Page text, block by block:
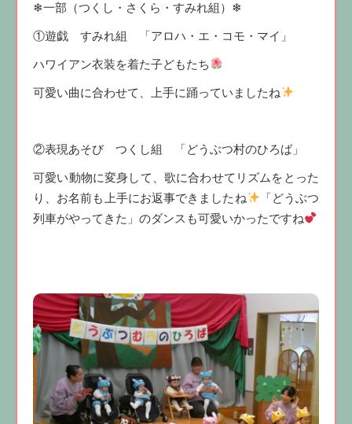
❄一部（つくし・さくら・すみれ組）❄
①遊戯 すみれ組 「アロハ・エ・コモ・マイ」
ハワイアン衣装を着た子どもたち
可愛い曲に合わせて、上手に踊っていましたね
②表現あそび つくし組 「どうぶつ村のひろば」
可愛い動物に変身して、歌に合わせてリズムをとった
り、お名前も上手にお返事できましたね
「どうぶつ
列車がやってきた」のダンスも可愛いかったですね